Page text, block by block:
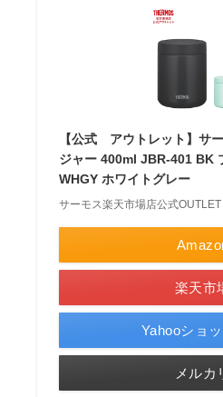
【公式 アウトレット】サ
ジャー 400ml JBR-401 BK
WHGY ホワイトグレー
サーモス楽天市場店公式OUTLET
楽天市
Yahooショ
メルカ